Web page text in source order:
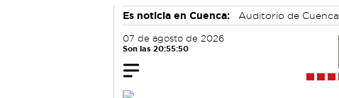
Es noticia en Cuenca: Auditorio de Cuenca
07 de agosto de 2026
Son las 20:55:51